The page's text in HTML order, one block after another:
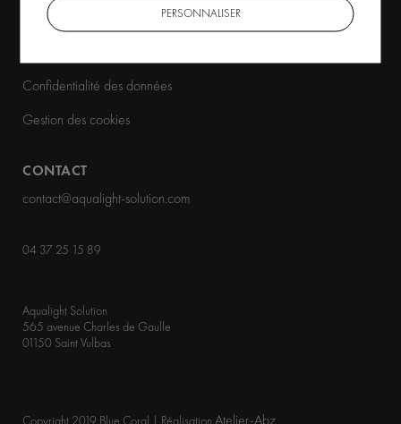
PERSONNALISER
Qui sommes-nous ?
Confidentialité des données
Gestion des cookies
CONTACT
contact@aqualight-solution.com
04 37 25 15 89
Aqualight Solution
565 avenue Charles de Gaulle
01150 Saint Vulbas
Copyright 2019 Blue Coral | Réalisation